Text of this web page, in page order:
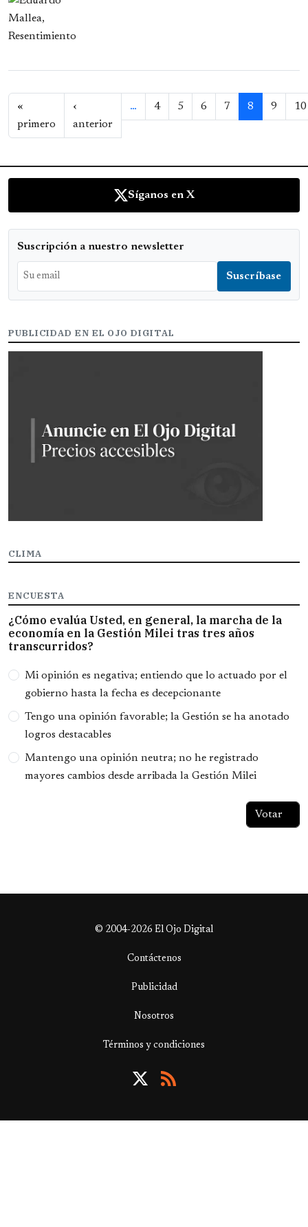
Paginación
«
primero Primera página
‹
anterior Página anterior
… 4 5 6 7 8 9 10
Síganos en X
Suscripción a nuestro newsletter
PUBLICIDAD EN EL OJO DIGITAL
CLIMA
ENCUESTA
¿Cómo evalúa Usted, en general, la marcha de la
economía en la Gestión Milei tras tres años
transcurridos?
Opciones
Mi opinión es negativa; entiendo que lo actuado por el
gobierno hasta la fecha es decepcionante
Tengo una opinión favorable; la Gestión se ha anotado
logros destacables
Mantengo una opinión neutra; no he registrado
mayores cambios desde arribada la Gestión Milei
© 2004-2026 El Ojo Digital
Contáctenos
Publicidad
Nosotros
Términos y condiciones